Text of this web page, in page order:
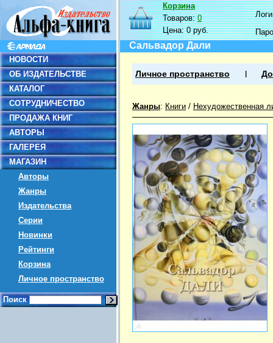
НОВОСТИ
ОБ ИЗДАТЕЛЬСТВЕ
КАТАЛОГ
СОТРУДНИЧЕСТВО
ПРОДАЖА КНИГ
АВТОРЫ
ГАЛЕРЕЯ
МАГАЗИН
Авторы
Жанры
Издательства
Серии
Новинки
Рейтинги
Корзина
Личное пространство
Поиск
Корзина
Товаров:0
Цена:0 руб.
Сальвадор Дали
Личное пространство
Жанры: Книги / Нехудожественная